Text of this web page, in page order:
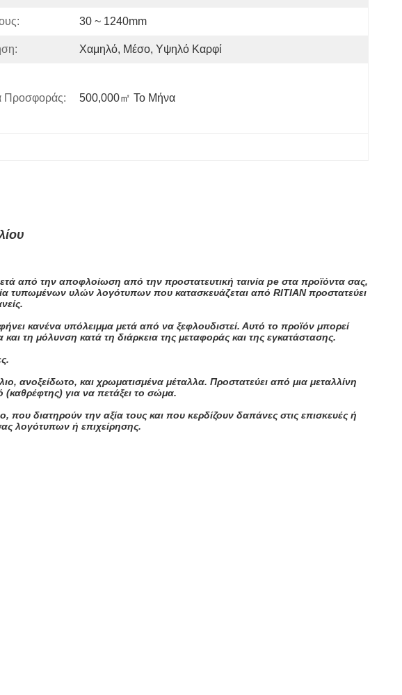
30 ~ 1240mm
Χαμηλό, Μέσο, Υψηλό Καρφί
Προσφοράς: 500,000㎡ Το Μήνα
από την αποφλοίωση από την προστατευτική ταινία pe στα προϊόντα σας,
τυπωμένων υλών λογότυπων που κατασκευάζεται από RITIAN προστατεύει
κανένα υπόλειμμα μετά από να ξεφλουδιστεί. Αυτό το προϊόν μπορεί
τη μόλυνση κατά τη διάρκεια της μεταφοράς και της εγκατάστασης.
ανοξείδωτο, και χρωματισμένα μέταλλα. Προστατεύει από μια μεταλλίνη
(καθρέφτης) για να πετάξει το σώμα.
διατηρούν την αξία τους και που κερδίζουν δαπάνες στις επισκευές ή
λογότυπων ή επιχείρησης.